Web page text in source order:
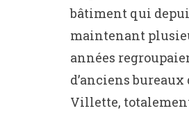
bâtiment qui
maintenant
années
d’anciens bureaux
Villette,